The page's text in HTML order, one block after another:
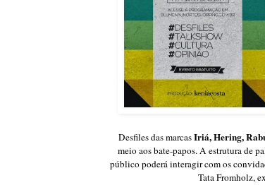
Desfiles das marcasIriá, Hering,
meio aos bate-papos. A estrutura de
público poderá interagir com os
Tata Fromholz,